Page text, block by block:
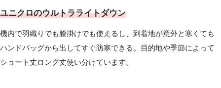
ユニクロのウルトラライトダウン
機内で羽織りでも膝掛けでも使えるし、到着地が意外と寒くても
ハンドバッグから出してすぐ防寒できる。目的地や季節によって
ショート丈ロング丈使い分けています。